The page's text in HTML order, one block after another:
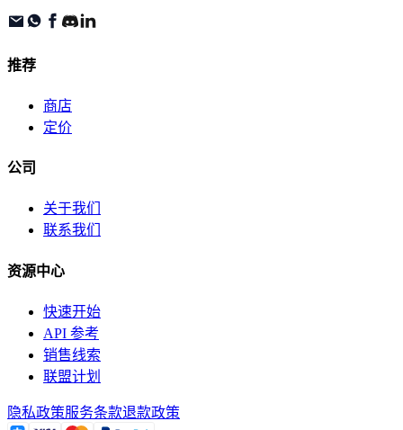
推荐
商店
定价
公司
关于我们
联系我们
资源中心
快速开始
API 参考
销售线索
联盟计划
隐私政策服务条款退款政策